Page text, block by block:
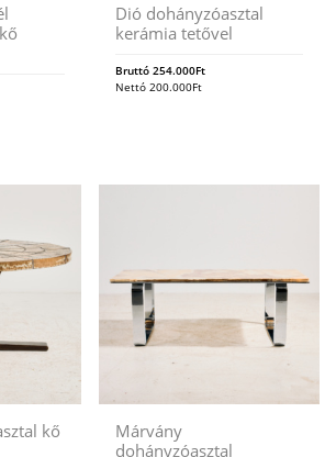
Dió dohányzóasztal
kerámia tetővel
Bruttó254.000Ft
Nettó200.000Ft
kő
Márvány
dohányzóasztal